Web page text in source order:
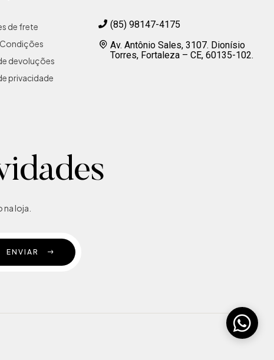
de frete
devoluções
privacidade
(85) 98147-4175
Av. Antônio Sales, 3107. Dionísio
Torres, Fortaleza – CE, 60135-102.
loja.
ENVIAR